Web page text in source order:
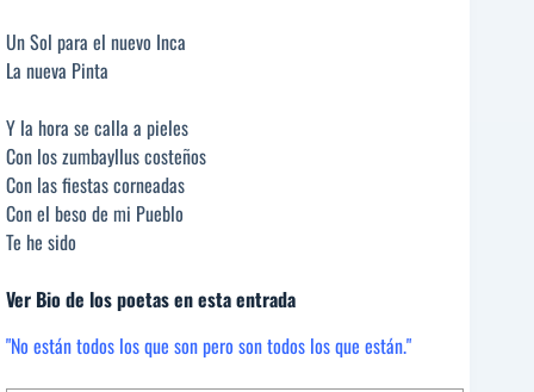
Un Sol para el nuevo Inca
La nueva Pinta
Y la hora se calla a pieles
Con los zumbayllus costeños
Con las fiestas corneadas
Con el beso de mi Pueblo
Te he sido
Ver Bio de los poetas en esta entrada
"No están todos los que son pero son todos los que están."